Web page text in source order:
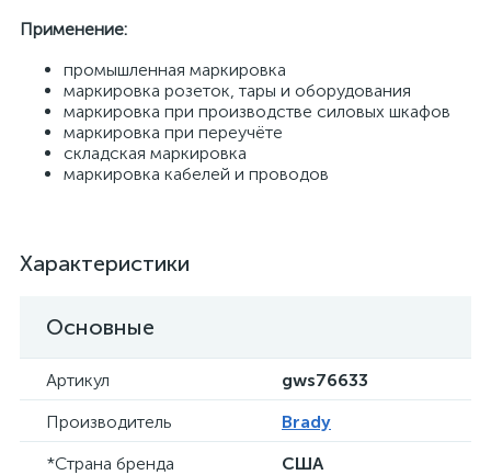
Применение:
промышленная маркировка
маркировка розеток, тары и оборудования
маркировка при производстве силовых шкафов
маркировка при переучёте
складская маркировка
маркировка кабелей и проводов
Характеристики
Основные
Артикул
gws76633
Производитель
Brady
*Страна бренда
США